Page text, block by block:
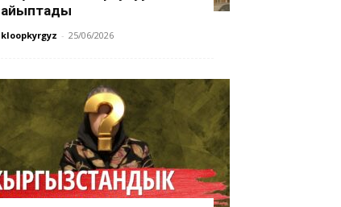
айыптады
kloopkyrgyz - 25/06/2026